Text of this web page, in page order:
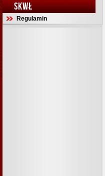
SKWŁ
Regulamin